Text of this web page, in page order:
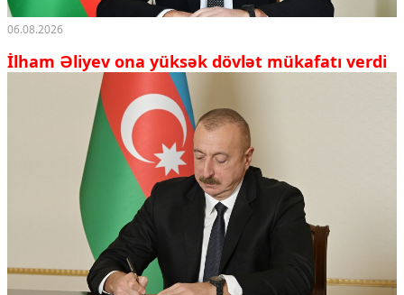
06.08.2026
İlham Əliyev ona yüksək dövlət mükafatı verdi